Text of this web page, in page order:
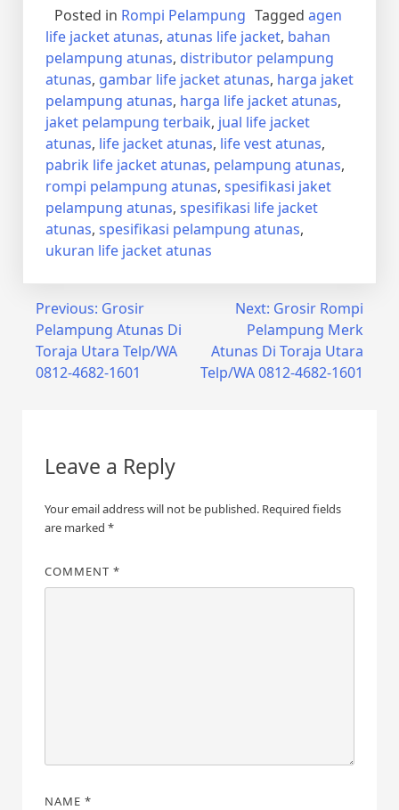
Posted in Rompi Pelampung Tagged agen
life jacket atunas, atunas life jacket, bahan
pelampung atunas, distributor pelampung
atunas, gambar life jacket atunas, harga jaket
pelampung atunas, harga life jacket atunas,
jaket pelampung terbaik, jual life jacket
atunas, life jacket atunas, life vest atunas,
pabrik life jacket atunas, pelampung atunas,
rompi pelampung atunas, spesifikasi jaket
pelampung atunas, spesifikasi life jacket
atunas, spesifikasi pelampung atunas,
ukuran life jacket atunas
Post
navigation
Previous: Grosir
Pelampung Atunas Di
Toraja Utara Telp/WA
0812-4682-1601
Next: Grosir Rompi
Pelampung Merk
Atunas Di Toraja Utara
Telp/WA 0812-4682-1601
Leave a Reply
Your email address will not be published. Required fields
are marked *
COMMENT *
NAME *